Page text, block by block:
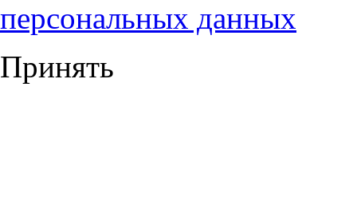
персональных данных
Принять